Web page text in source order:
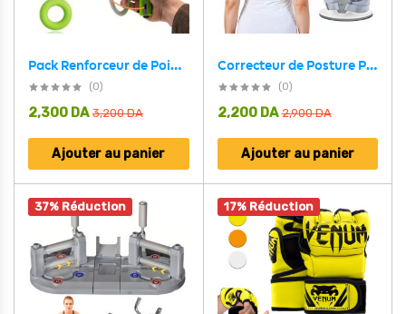
Pack Renforceur de Poignée 3en1- حزمة مقوي قبضة اليد
(0)
3,200DA
2,300 DA
Ajouter au panier
Correcteur de Posture Posture Perfect – جهاز تصحيح الوضعية
(0)
2,900DA
2,200 DA
Ajouter au panier
37% Réduction 17% Réduction